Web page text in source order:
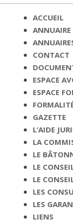
ACCUEIL
ANNUAIRE
CONTACT
ESPACE
ESPACE
GAZETTE
L’AIDE
LA
LE
LE
LE
LES
LES
LIENS